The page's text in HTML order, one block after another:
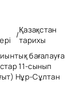
/Қазақстан
тарихы
бағалауға
11-сынып
Нұр-Сұлтан